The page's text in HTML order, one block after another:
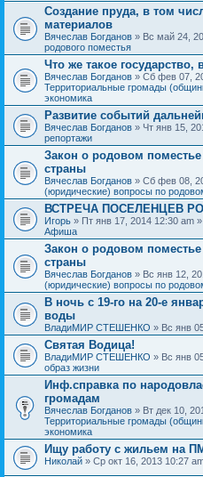
Создание пруда, в том
материалов
Вячеслав Богданов » Вс май 24,
родового поместья
Что же такое
Вячеслав Богданов » Сб фев 07,
Территориальные громады
экономика
Развитие событий
Вячеслав Богданов » Чт янв 15,
репортажи
Закон о родовом
страны
Вячеслав Богданов » Сб фев 08,
(юридические) вопросы по
ВСТРЕЧА ПОСЕЛЕНЦЕВ
Игорь » Пт янв 17, 2014 12:30 am
Афиша
Закон о родовом
страны
Вячеслав Богданов » Вс янв 12,
(юридические) вопросы по
В ночь с 19-го на 20-е
воды
ВладиМИР СТЕШЕНКО » Вс янв
Святая Водица!
ВладиМИР СТЕШЕНКО » Вс янв
образ жизни
Инф.справка по
громадам
Вячеслав Богданов » Вт дек 10,
Территориальные громады
экономика
Ищу работу с жильем на
Николай » Ср окт 16, 2013 10:27